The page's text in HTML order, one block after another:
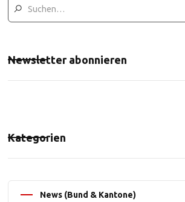
Newsletter abonnieren
Kategorien
News (Bund & Kantone)